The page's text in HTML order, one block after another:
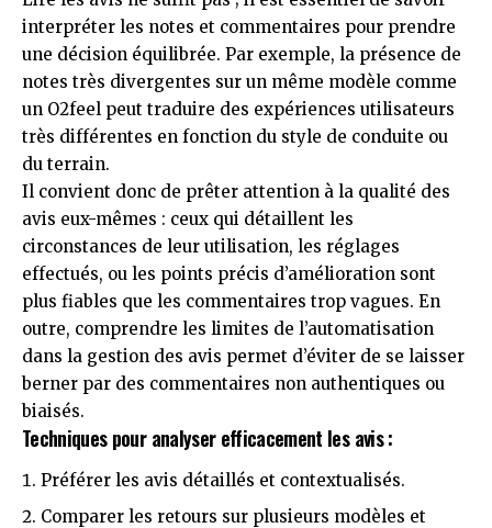
interpréter les notes et commentaires pour prendre
une décision équilibrée. Par exemple, la présence de
notes très divergentes sur un même modèle comme
un O2feel peut traduire des expériences utilisateurs
très différentes en fonction du style de conduite ou
du terrain.
Il convient donc de prêter attention à la qualité des
avis eux-mêmes : ceux qui détaillent les
circonstances de leur utilisation, les réglages
effectués, ou les points précis d’amélioration sont
plus fiables que les commentaires trop vagues. En
outre, comprendre les limites de l’automatisation
dans la gestion des avis permet d’éviter de se laisser
berner par des commentaires non authentiques ou
biaisés.
Techniques pour analyser efficacement les avis :
Préférer les avis détaillés et contextualisés.
Comparer les retours sur plusieurs modèles et